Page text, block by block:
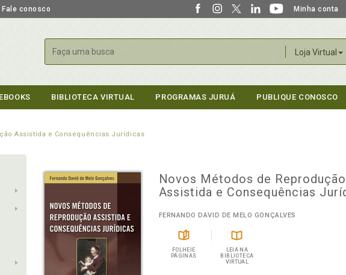
Fale conosco Minha conta
Loja Virtual
Buscar
EBOOKS BIBLIOTECA VIRTUAL PROGRAMAS JURUÁ PUBLIQUE CONOSCO
Assistida e Consequências Jurídicas
Novos Métodos de Reprodução
Assistida e Consequências
FERNANDO DAVID DE MELO GONÇALVES
FOLHEIE
PÁGINAS
LEIA NA
BIBLIOTECA
VIRTUAL